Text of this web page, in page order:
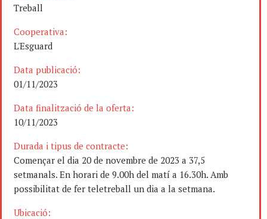
Treball
Cooperativa:
L'Esguard
Data publicació:
01/11/2023
Data finalització de la oferta:
10/11/2023
Durada i tipus de contracte:
Començar el dia 20 de novembre de 2023 a 37,5
setmanals. En horari de 9.00h del matí a 16.30h. Amb
possibilitat de fer teletreball un dia a la setmana.
Ubicació: